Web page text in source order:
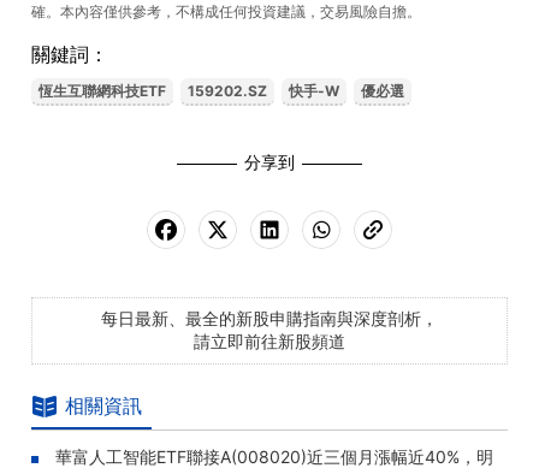
確。本內容僅供參考，不構成任何投資建議，交易風險自擔。
關鍵詞：
恆生互聯網科技ETF 159202.SZ 快手-W 優必選
分享到
每日最新、最全的新股申購指南與深度剖析，
請立即前往新股頻道
相關資訊
華富人工智能ETF聯接A(008020)近三個月漲幅近40%，明